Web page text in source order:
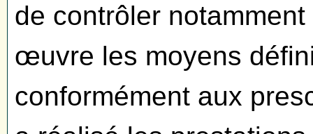
de contrôler
œuvre les moyens
conformément aux